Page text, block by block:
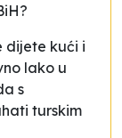
dijete kući i
lako u
s
turskim